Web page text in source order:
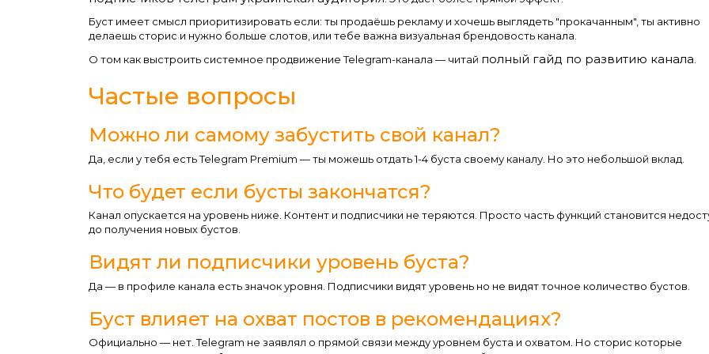
Буст имеет смысл приоритизировать если: ты продаёшь рекламу и хочешь выглядеть "прокачанным", ты активно
делаешь сторис и нужно больше слотов, или тебе важна визуальная брендовость канала.
О том как выстроить системное продвижение Telegram-канала — читай полный гайд по развитию канала.
Частые вопросы
Можно ли самому забустить свой канал?
Да, если у тебя есть Telegram Premium — ты можешь отдать 1-4 буста своему каналу. Но это небольшой вклад.
Что будет если бусты закончатся?
Канал опускается на уровень ниже. Контент и подписчики не теряются. Просто часть функций становится
до получения новых бустов.
Видят ли подписчики уровень буста?
Да — в профиле канала есть значок уровня. Подписчики видят уровень но не видят точное количество бустов.
Буст влияет на охват постов в рекомендациях?
Официально — нет. Telegram не заявлял о прямой связи между уровнем буста и охватом. Но сторис которые